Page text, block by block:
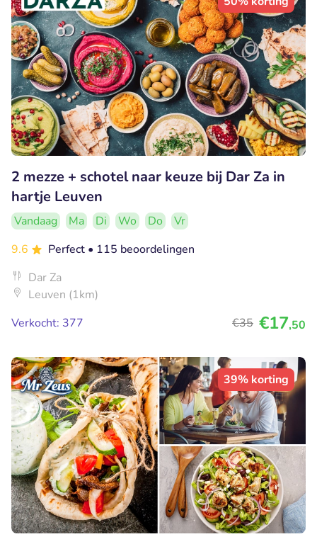
2 mezze + schotel naar keuze bij Dar Za in
hartje Leuven
Vandaag Ma Di Wo Do
Vr
9.6
Perfect • 115 beoordelingen
Dar Za
Leuven (1km)
Verkocht: 377
€35 €17,50
39% korting